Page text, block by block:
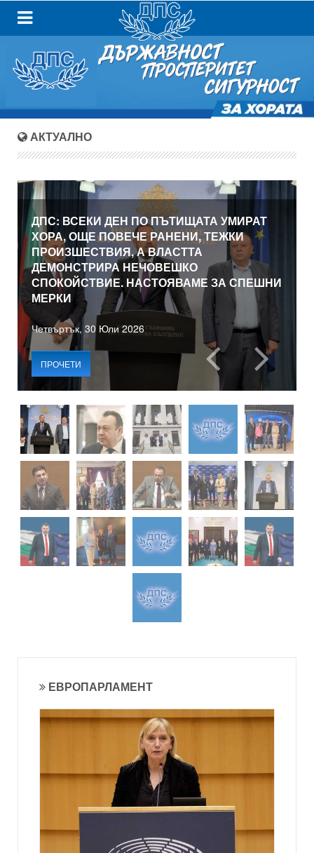
АКТУАЛНО
ДПС: ВСЕКИ ДЕН ПО ПЪТИЩАТА УМИРАТ
ХОРА, ОЩЕ ПОВЕЧЕ РАНЕНИ, ТЕЖКИ
ПРОИЗШЕСТВИЯ, А ВЛАСТТА
ДЕМОНСТРИРА НЕЧОВЕШКО
СПОКОЙСТВИЕ. НАСТОЯВАМЕ ЗА СПЕШНИ
МЕРКИ
Четвъртък, 30 Юли 2026
ПРОЧЕТИ
ЕВРОПАРЛАМЕНТ